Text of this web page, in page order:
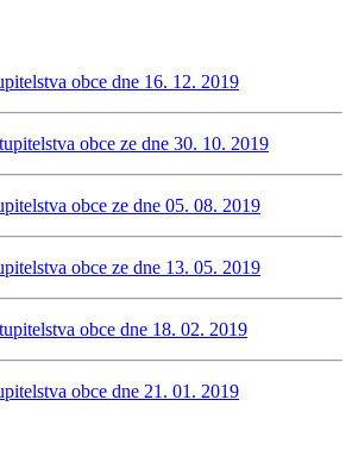
obce dne 16. 12. 2019
obce ze dne 30. 10. 2019
obce ze dne 05. 08. 2019
obce ze dne 13. 05. 2019
obce dne 18. 02. 2019
obce dne 21. 01. 2019